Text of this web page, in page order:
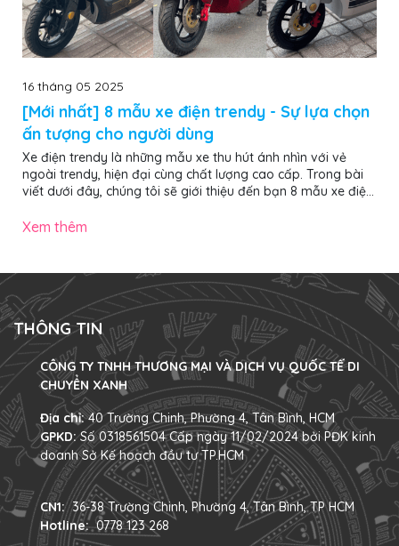
16 tháng 05 2025
[Mới nhất] 8 mẫu xe điện trendy - Sự lựa chọn
ấn tượng cho người dùng
Xe điện trendy là những mẫu xe thu hút ánh nhìn với vẻ
ngoài trendy, hiện đại cùng chất lượng cao cấp. Trong bài
viết dưới đây, chúng tôi sẽ giới thiệu đến bạn 8 mẫu xe điện
chọn được chiếc “chiến mã” ưng ý, nổi bật khi di chuyển trên
nhân 1. 4 mẫu xe đạp điện trendy ấn tượng nhất năm 2025
Dưới đây...
Xem thêm
THÔNG TIN
CÔNG TY TNHH THƯƠNG MẠI VÀ DỊCH VỤ QUỐC TẾ DI
CHUYỂN XANH
Địa chỉ:40 Trường Chinh, Phường 4, Tân Bình, HCM
GPKD:Số 0318561504 Cấp ngày 11/02/2024 bởi PĐK kinh
doanh Sở Kế hoạch đầu tư TP.HCM
CN1: 36-38 Trường Chinh, Phường 4, Tân Bình, TP HCM
Hotline: 0778 123 268